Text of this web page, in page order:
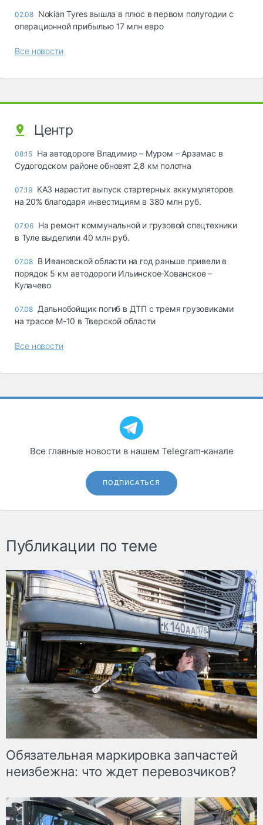
02.08 Nokian Tyres вышла в плюс в первом полугодии с
операционной прибылью 17 млн евро
Все новости
Центр
08:15 На автодороге Владимир – Муром – Арзамас в
Судогодском районе обновят 2,8 км полотна
07:19 КАЗ нарастит выпуск стартерных аккумуляторов
на 20% благодаря инвестициям в 380 млн руб.
07:06 На ремонт коммунальной и грузовой спецтехники
в Туле выделили 40 млн руб.
07.08 В Ивановской области на год раньше привели в
порядок 5 км автодороги Ильинское-Хованское –
Кулачево
07.08 Дальнобойщик погиб в ДТП с тремя грузовиками
на трассе М-10 в Тверской области
Все новости
Все главные новости в нашем Telegram‑канале
ПОДПИСАТЬСЯ
Публикации по теме
Обязательная маркировка запчастей
неизбежна: что ждет перевозчиков?